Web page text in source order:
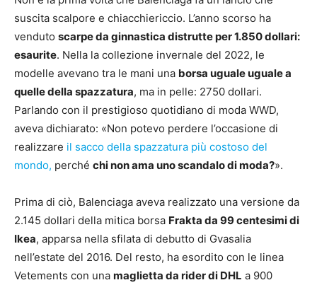
suscita scalpore e chiacchiericcio. L’anno scorso ha
venduto scarpe da ginnastica distrutte per 1.850 dollari:
esaurite. Nella la collezione invernale del 2022, le
modelle avevano tra le mani una borsa uguale uguale a
quelle della spazzatura, ma in pelle: 2750 dollari.
Parlando con il prestigioso quotidiano di moda WWD,
aveva dichiarato: «Non potevo perdere l’occasione di
realizzare il sacco della spazzatura più costoso del
mondo, perché chi non ama uno scandalo di moda?».
Prima di ciò, Balenciaga aveva realizzato una versione da
2.145 dollari della mitica borsa Frakta da 99 centesimi di
Ikea, apparsa nella sfilata di debutto di Gvasalia
nell’estate del 2016. Del resto, ha esordito con le linea
Vetements con una maglietta da rider di DHL a 900